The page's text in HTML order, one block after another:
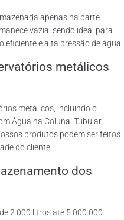
apenas na parte
vazia, sendo ideal para
e alta pressão de água.
metálicos
metálicos, incluindo o
Água na Coluna, Tubular,
produtos podem ser feitos
do cliente.
dos
2.000 litros até 5.000.000